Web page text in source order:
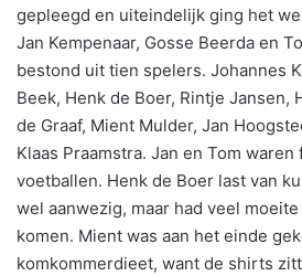
gepleegd en uiteindelijk ging het
Jan Kempenaar, Gosse Beerda en
bestond uit tien spelers. Johannes
Beek, Henk de Boer, Rintje Jansen,
de Graaf, Mient Mulder, Jan
Klaas Praamstra. Jan en Tom
voetballen. Henk de Boer last van
wel aanwezig, maar had veel
komen. Mient was aan het einde
komkommerdieet, want de shirts